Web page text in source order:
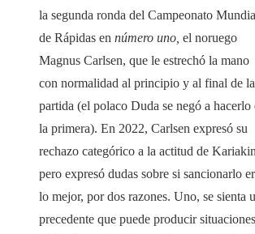
la segunda ronda del Campeonato
de Rápidas en número uno, el noruego
Magnus Carlsen, que le estrechó la mano
con normalidad al principio y al final de la
partida (el polaco Duda se negó a hacerlo
la primera). En 2022, Carlsen expresó su
rechazo categórico a la actitud de
pero expresó dudas sobre si sancionarlo
lo mejor, por dos razones. Uno, se sienta
precedente que puede producir situaciones